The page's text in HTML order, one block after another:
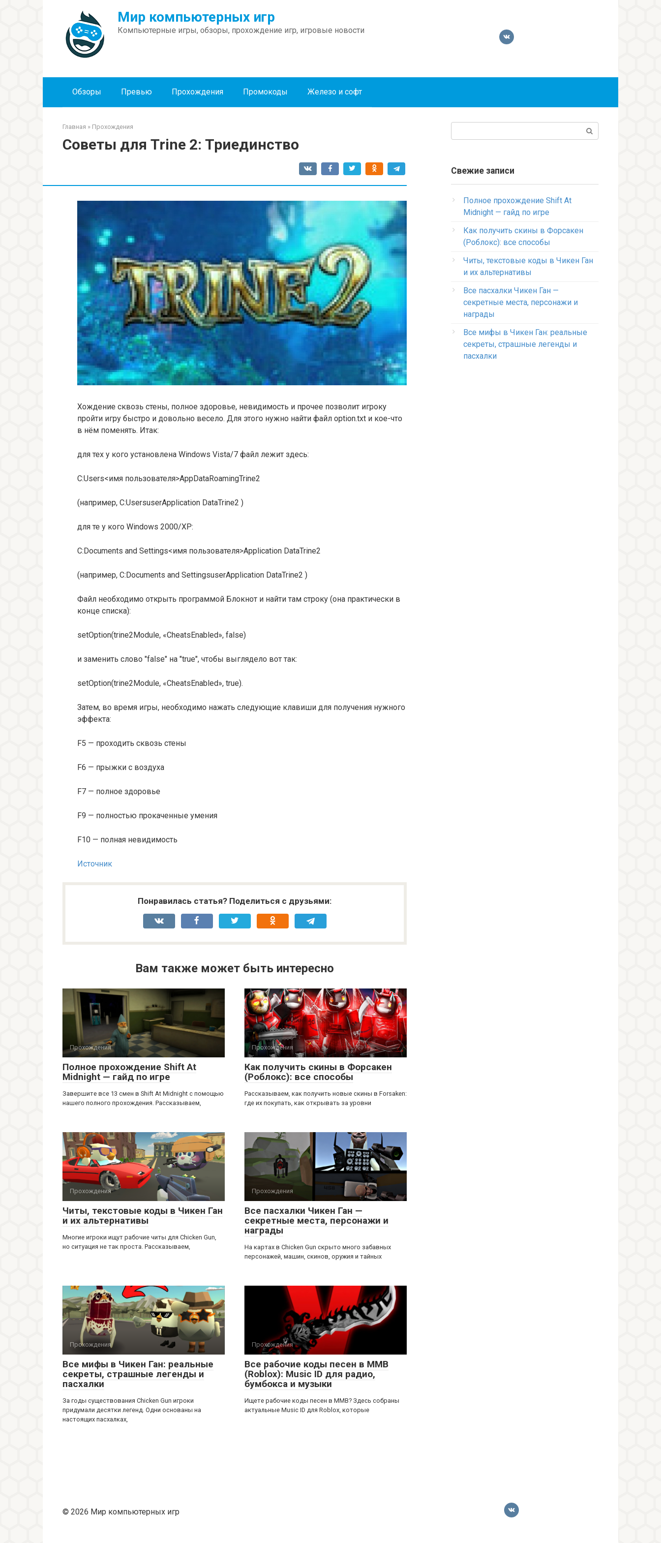
Мир компьютерных игр
Компьютерные игры, обзоры, прохождение игр, игровые новости
Обзоры Превью Прохождения Промокоды Железо и софт
Главная » Прохождения
Советы для Trine 2: Триединство
Хождение сквозь стены, полное здоровье, невидимость и прочее позволит игроку
пройти игру быстро и довольно весело. Для этого нужно найти файл option.txt и кое-что
в нём поменять. Итак:
для тех у кого установлена Windows Vista/7 файл лежит здесь:
C:Users<имя пользователя>AppDataRoamingTrine2
(например, C:UsersuserApplication DataTrine2 )
для те у кого Windows 2000/XP:
C:Documents and Settings<имя пользователя>Application DataTrine2
(например, C:Documents and SettingsuserApplication DataTrine2 )
Файл необходимо открыть программой Блокнот и найти там строку (она практически в
конце списка):
setOption(trine2Module, «CheatsEnabled», false)
и заменить слово "false" на "true", чтобы выглядело вот так:
setOption(trine2Module, «CheatsEnabled», true).
Затем, во время игры, необходимо нажать следующие клавиши для получения нужного
эффекта:
F5 — проходить сквозь стены
F6 — прыжки с воздуха
F7 — полное здоровье
F9 — полностью прокаченные умения
F10 — полная невидимость
Источник
Понравилась статья? Поделиться с друзьями:
Вам также может быть интересно
Прохождения
Полное прохождение Shift At
Midnight — гайд по игре
Завершите все 13 смен в Shift At Midnight с помощью
нашего полного прохождения. Рассказываем,
Прохождения
Как получить скины в Форсакен
(Роблокс): все способы
Рассказываем, как получить новые скины в Forsaken:
где их покупать, как открывать за уровни
Прохождения
Читы, текстовые коды в Чикен Ган
и их альтернативы
Многие игроки ищут рабочие читы для Chicken Gun,
но ситуация не так проста. Рассказываем,
Прохождения
Все пасхалки Чикен Ган —
секретные места, персонажи и
награды
На картах в Chicken Gun скрыто много забавных
персонажей, машин, скинов, оружия и тайных
Прохождения
Все мифы в Чикен Ган: реальные
секреты, страшные легенды и
пасхалки
За годы существования Chicken Gun игроки
придумали десятки легенд. Одни основаны на
настоящих пасхалках,
Прохождения
Все рабочие коды песен в ММВ
(Roblox): Music ID для радио,
бумбокса и музыки
Ищете рабочие коды песен в ММВ? Здесь собраны
актуальные Music ID для Roblox, которые
Свежие записи
Полное прохождение Shift At
Midnight — гайд по игре
Как получить скины в Форсакен
(Роблокс): все способы
Читы, текстовые коды в Чикен Ган
и их альтернативы
Все пасхалки Чикен Ган —
секретные места, персонажи и
награды
Все мифы в Чикен Ган: реальные
секреты, страшные легенды и
пасхалки
© 2026 Мир компьютерных игр